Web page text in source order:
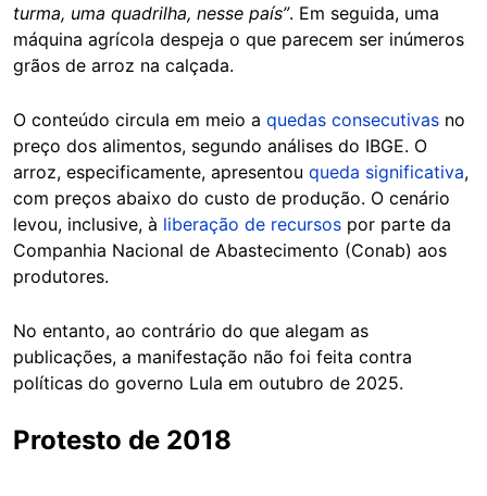
turma, uma quadrilha, nesse país”. Em seguida, uma
máquina agrícola despeja o que parecem ser inúmeros
grãos de arroz na calçada.
O conteúdo circula em meio a quedas consecutivas no
preço dos alimentos, segundo análises do IBGE. O
arroz, especificamente, apresentou queda significativa,
com preços abaixo do custo de produção. O cenário
levou, inclusive, à liberação de recursos por parte da
Companhia Nacional de Abastecimento (Conab) aos
produtores.
No entanto, ao contrário do que alegam as
publicações, a manifestação não foi feita contra
políticas do governo Lula em outubro de 2025.
Protesto de 2018